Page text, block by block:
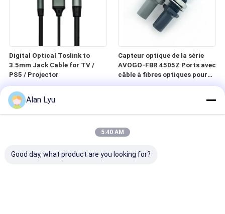
Digital Optical Toslink to
3.5mm Jack Cable for TV /
PS5 / Projector
Capteur optique de la série
AVOGO-FBR 4505Z Ports avec
câble à fibres optiques pour
connexion à la machine
Alan Lyu
5:40 AM
Good day, what product are you looking for?